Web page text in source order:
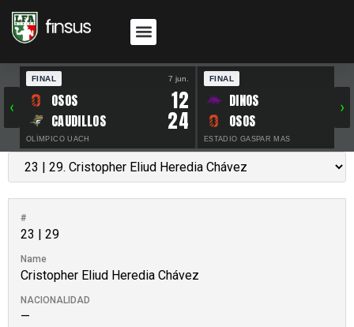
‹
FINAL 7 jun.
OSOS 12
CAUDILLOS 24
OLÍMPICO UACH
FINAL
DINOS
OSOS
ESTADIO GASPAR MAS
›
#
23 | 29
Name
Cristopher Eliud Heredia Chávez
NACIONALIDAD
—